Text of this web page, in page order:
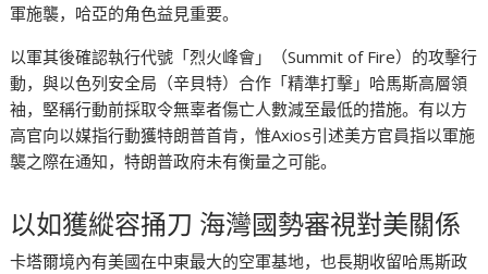
軍施襲，哈亞的角色益見重要。
以軍其後確認執行代號「烈火峰會」（Summit of Fire）的攻擊行
動，與以色列安全局（辛貝特）合作「精準打擊」哈馬斯高層領
袖，堅稱行動前採取令無辜者傷亡人數減至最低的措施。有以方
高官向以媒指行動獲特朗普首肯，惟Axios引述美方官員指以軍施
襲之際在通知，特朗普政府未有衡量之可能。
以如獲縱容捅刀 海灣國勢審視對美關係
卡塔爾境內有美國在中東最大的空軍基地，也長期收留哈馬斯政